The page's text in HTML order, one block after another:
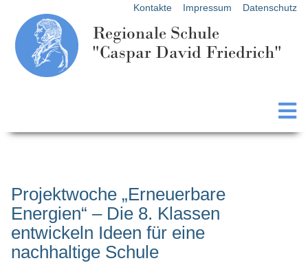
Kontakte Impressum Datenschutz
Regionale Schule
"Caspar David Friedrich"
Projektwoche „Erneuerbare
Energien“ – Die 8. Klassen
entwickeln Ideen für eine
nachhaltige Schule